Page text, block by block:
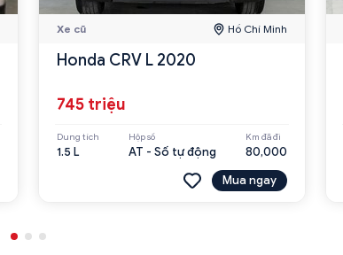
Xe cũ Hồ Chí Minh
Honda CRV L 2020
745 triệu
Dung tích
1.5 L
Hộp số
AT - Số tự động
Km đã đi
80,000
Mua ngay